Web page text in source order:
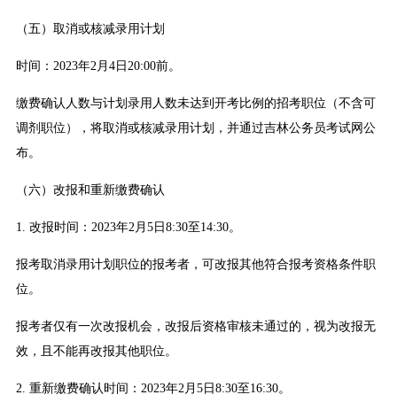
（五）取消或核减录用计划
时间：2023年2月4日20:00前。
缴费确认人数与计划录用人数未达到开考比例的招考职位（不含可
调剂职位），将取消或核减录用计划，并通过吉林公务员考试网公
布。
（六）改报和重新缴费确认
1. 改报时间：2023年2月5日8:30至14:30。
报考取消录用计划职位的报考者，可改报其他符合报考资格条件职
位。
报考者仅有一次改报机会，改报后资格审核未通过的，视为改报无
效，且不能再改报其他职位。
2. 重新缴费确认时间：2023年2月5日8:30至16:30。